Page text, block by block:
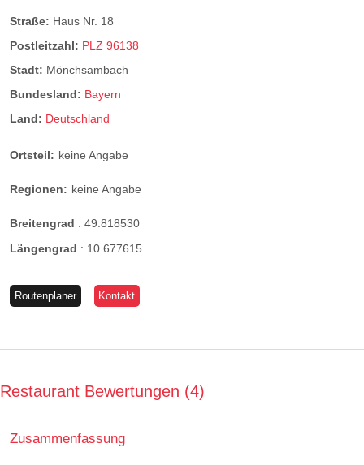
Straße: Haus Nr. 18
Postleitzahl: PLZ 96138
Stadt: Mönchsambach
Bundesland: Bayern
Land: Deutschland
Ortsteil: keine Angabe
Regionen: keine Angabe
Breitengrad : 49.818530
Längengrad : 10.677615
Routenplaner Kontakt
Restaurant Bewertungen 4
Zusammenfassung